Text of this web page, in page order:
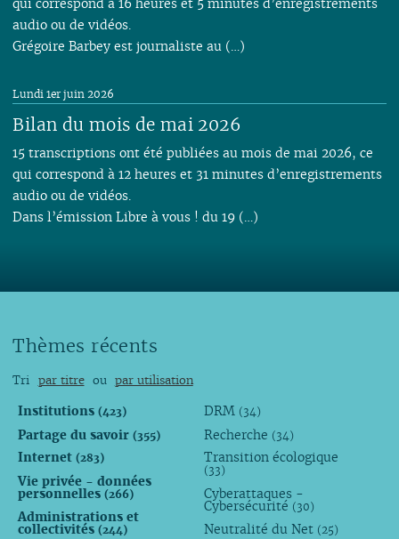
audio ou de vidéos.
Grégoire Barbey est journaliste au (…)
Bilan du mois de mai 2026
Lundi 1er juin 2026
15 transcriptions ont été publiées au mois de mai 2026, ce
qui correspond à 12 heures et 31 minutes d’enregistrements
audio ou de vidéos.
Dans l’émission Libre à vous ! du 19 (…)
Thèmes récents
Tri par titre ou par utilisation
Institutions (423)
Partage du savoir (355)
Internet (283)
Vie privée - données
personnelles (266)
Administrations et
collectivités (244)
DRM (34)
Recherche (34)
Transition écologique
(33)
Cyberattaques -
Cybersécurité (30)
Neutralité du Net (25)